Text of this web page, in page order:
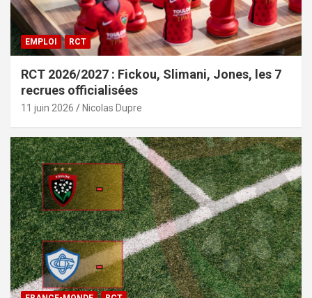
EMPLOI RCT
RCT 2026/2027 : Fickou, Slimani, Jones, les 7
recrues officialisées
11 juin 2026 Nicolas Dupre